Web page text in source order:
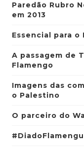
Paredão Rubro
em 2013
Essencial para o
A passagem de
Flamengo
Imagens das
o Palestino
O parceiro do